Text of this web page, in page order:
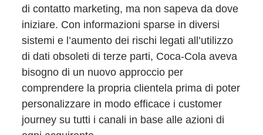
di contatto marketing, ma non sapeva da dove
iniziare. Con informazioni sparse in diversi
sistemi e l’aumento dei rischi legati all’utilizzo
di dati obsoleti di terze parti, Coca-Cola aveva
bisogno di un nuovo approccio per
comprendere la propria clientela prima di poter
personalizzare in modo efficace i customer
journey su tutti i canali in base alle azioni di